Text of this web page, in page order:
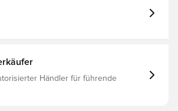
Händler für führende